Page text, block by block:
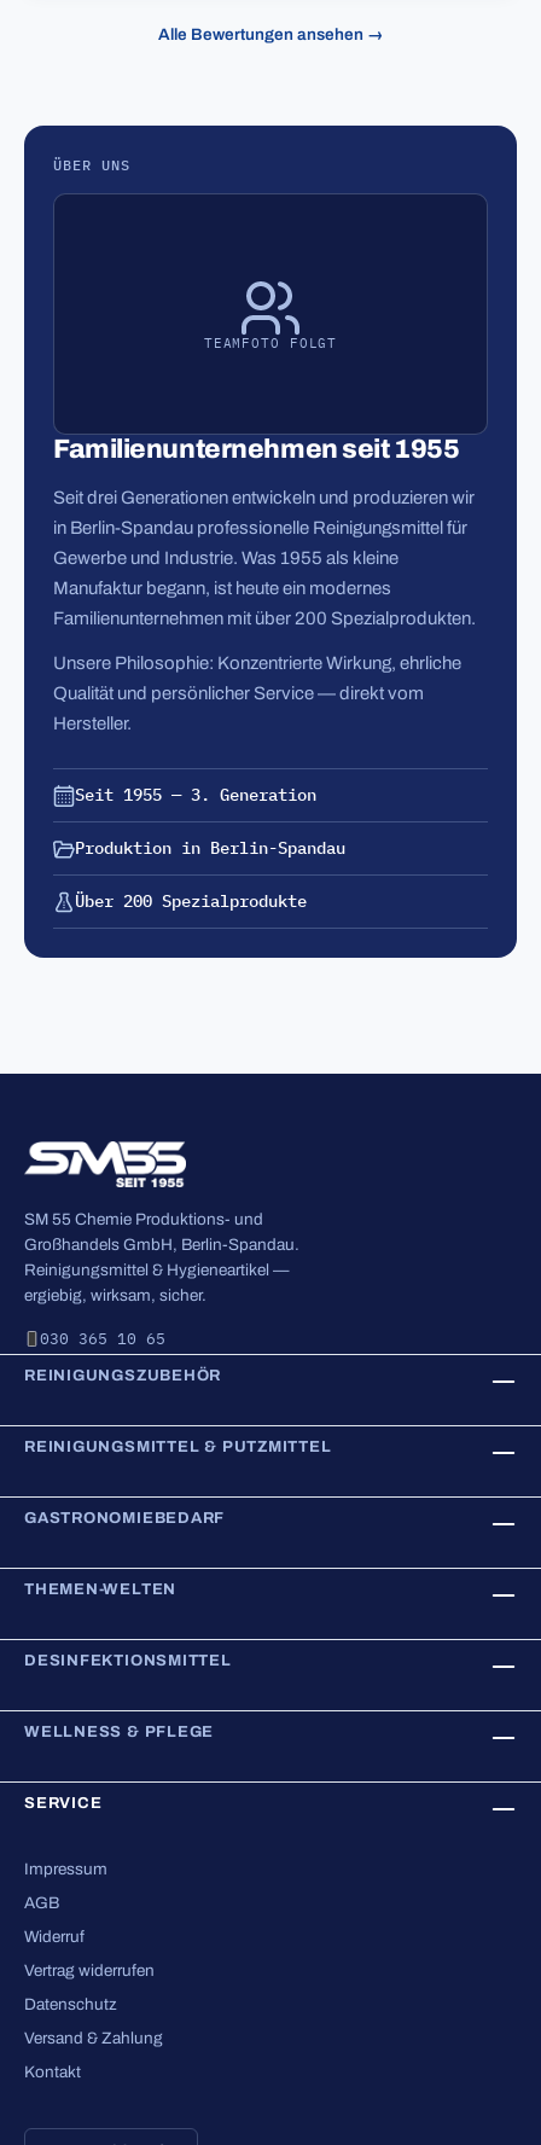
Alle Bewertungen ansehen →
ÜBER UNS
TEAMFOTO FOLGT
Familienunternehmen seit 1955
Seit drei Generationen entwickeln und produzieren wir
in Berlin-Spandau professionelle Reinigungsmittel für
Gewerbe und Industrie. Was 1955 als kleine
Manufaktur begann, ist heute ein modernes
Familienunternehmen mit über 200 Spezialprodukten.
Unsere Philosophie: Konzentrierte Wirkung, ehrliche
Qualität und persönlicher Service — direkt vom
Hersteller.
Seit 1955 — 3. Generation
Produktion in Berlin-Spandau
Über 200 Spezialprodukte
SM 55 Chemie Produktions- und
Großhandels GmbH, Berlin-Spandau.
Reinigungsmittel & Hygieneartikel —
ergiebig, wirksam, sicher.
030 365 10 65
REINIGUNGSZUBEHÖR
REINIGUNGSMITTEL & PUTZMITTEL
GASTRONOMIEBEDARF
THEMEN-WELTEN
DESINFEKTIONSMITTEL
WELLNESS & PFLEGE
SERVICE
Impressum
AGB
Widerruf
Vertrag widerrufen
Datenschutz
Versand & Zahlung
Kontakt